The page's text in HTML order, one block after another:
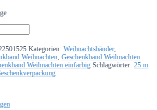
Kategorien: Weihnachtsbänder,
Weihnachten, Geschenkband Weihnachten
Weihnachten einfarbig Schlagwörter: 25 m